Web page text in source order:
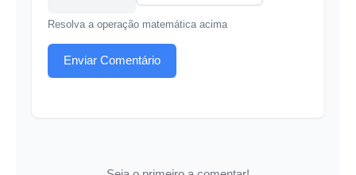
Resolva a operação matemática acima
Enviar Comentário